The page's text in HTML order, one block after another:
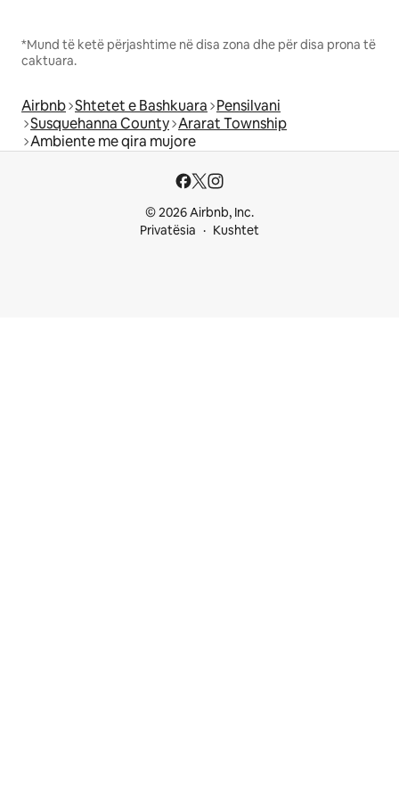
*Mund të ketë përjashtime në disa zona dhe për disa prona të
caktuara.
Airbnb Shtetet e Bashkuara Pensilvani
Susquehanna County Ararat Township
Ambiente me qira mujore
© 2026 Airbnb, Inc.
Privatësia
Kushtet